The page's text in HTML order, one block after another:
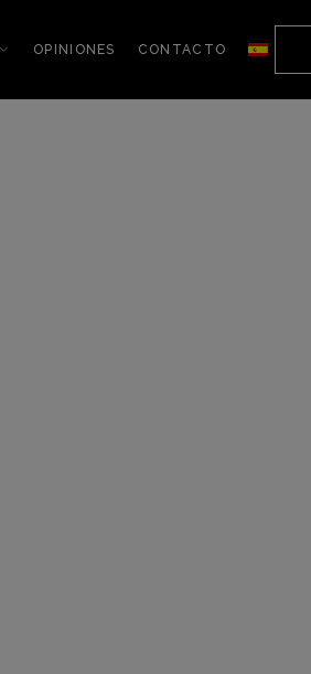
OPINIONES CONTACTO